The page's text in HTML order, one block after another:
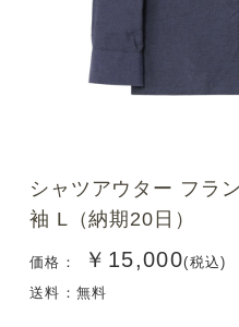
シャツアウター フラ
袖 L（納期20日）
価格： ￥15,000(税込)
送料：無料